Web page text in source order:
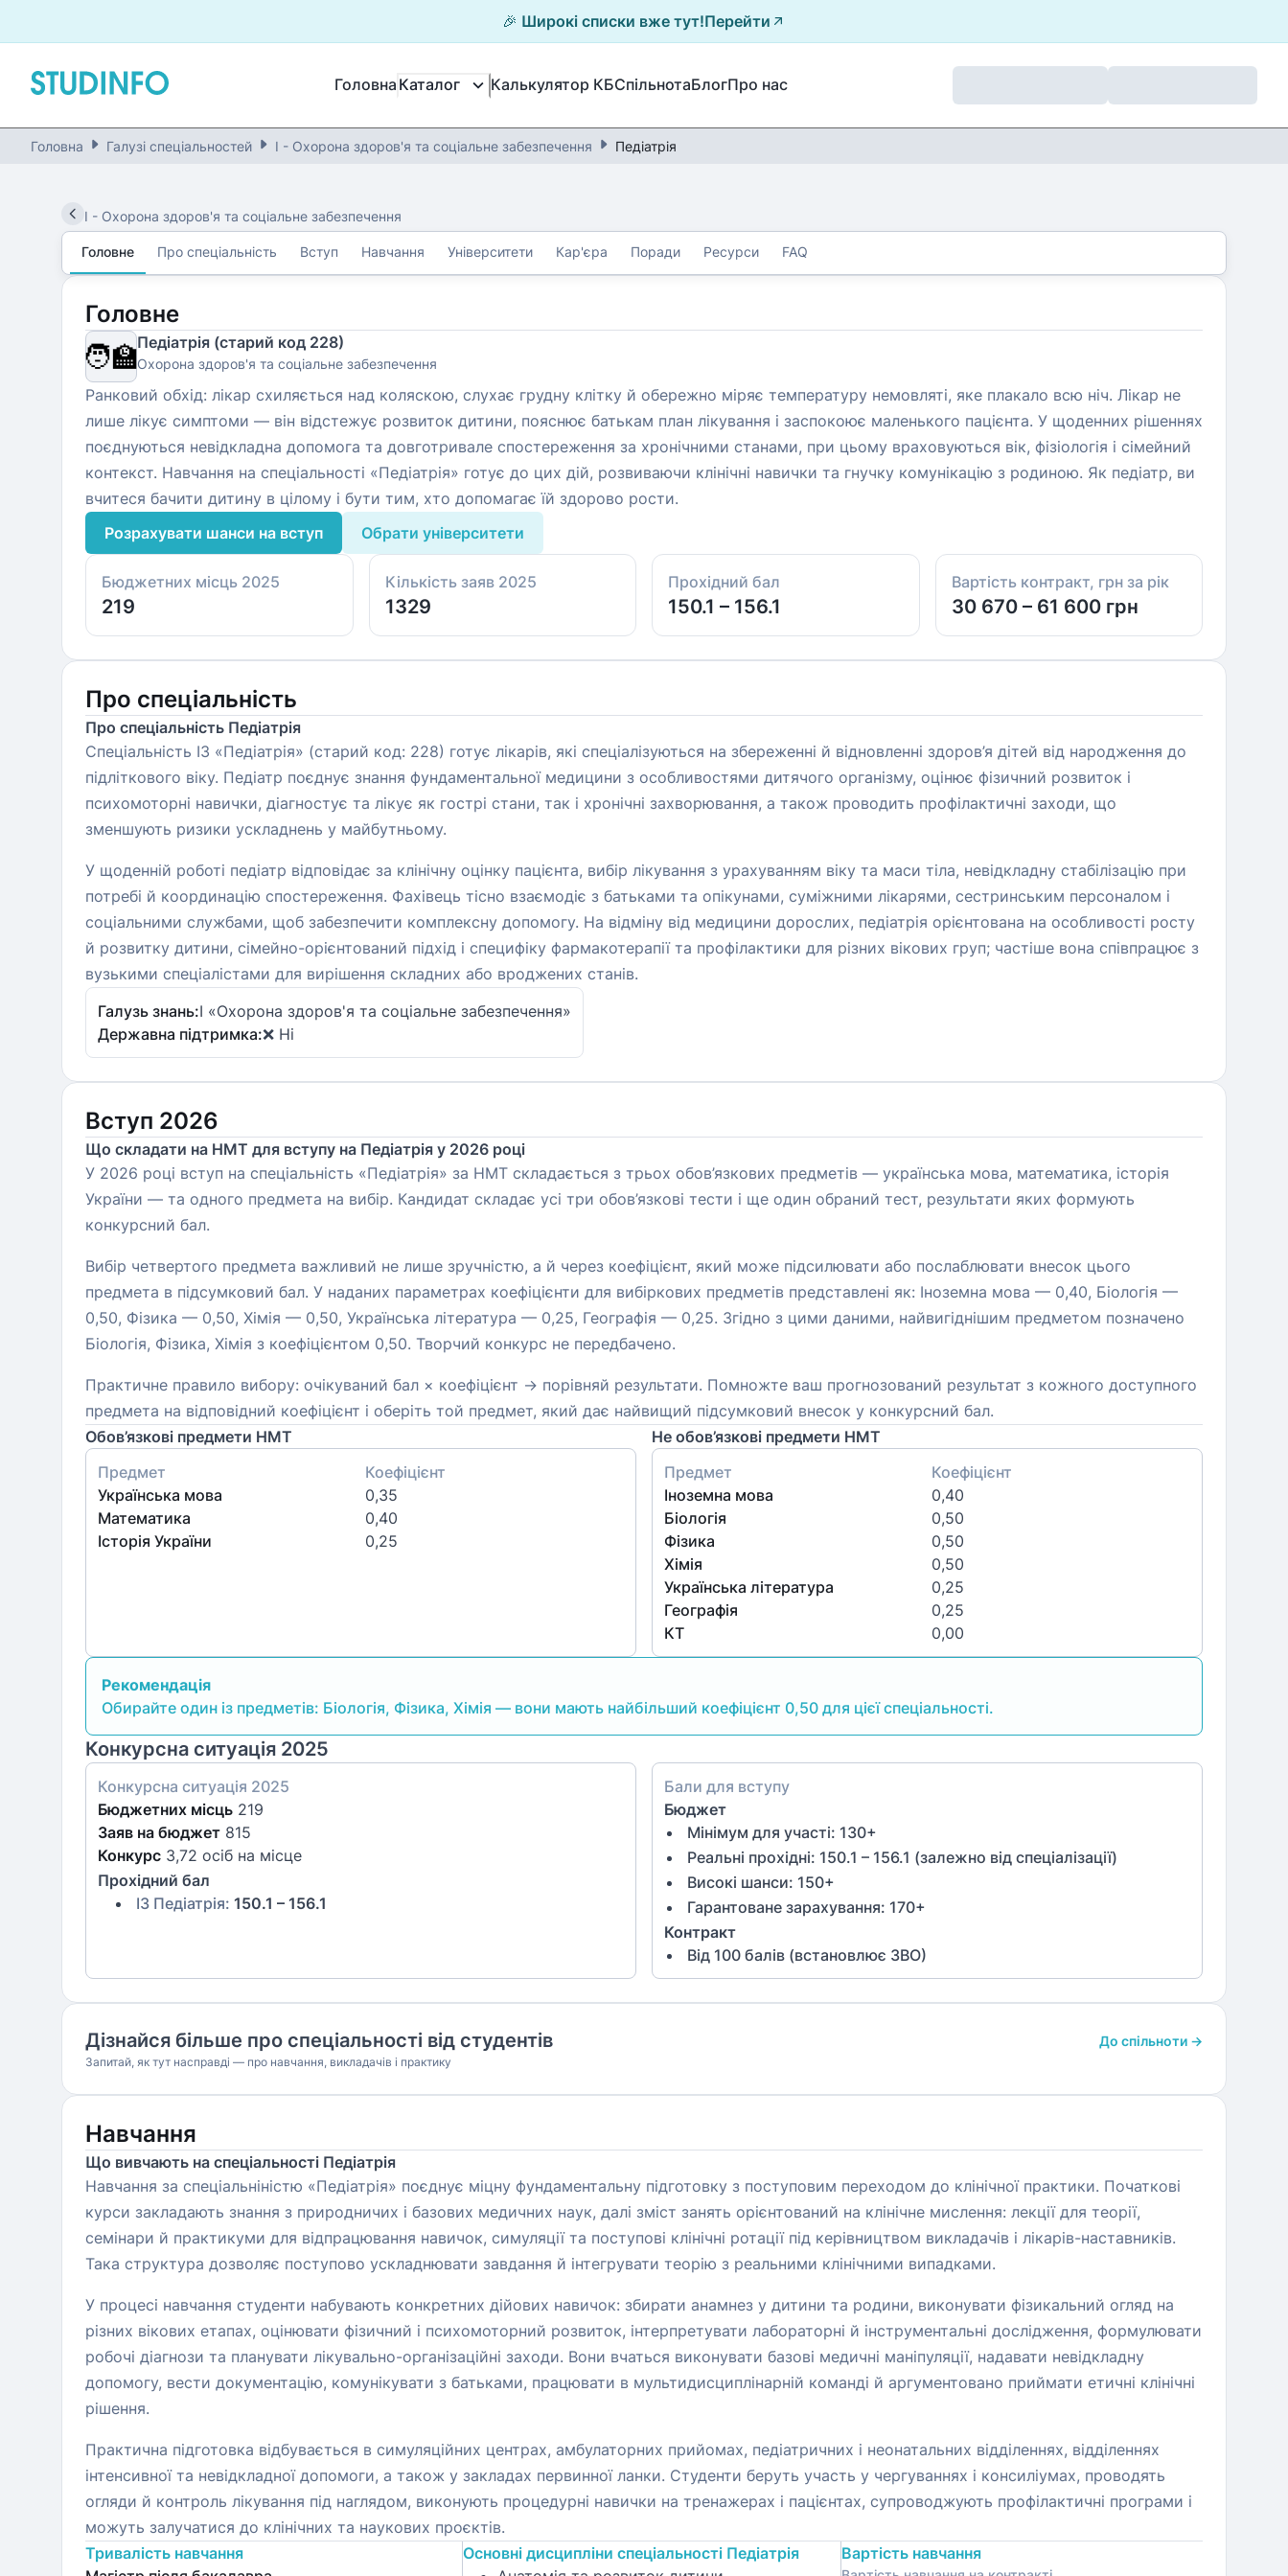
🎉 Широкі списки вже тут!Перейти
Головна Каталог Калькулятор КБСпільнотаБлогПро нас
Головна Галузі спеціальностей I - Охорона здоров'я та соціальне забезпечення Педіатрія
I - Охорона здоров'я та соціальне забезпечення
Головне Про спеціальність Вступ Навчання Університети Кар'єра Поради Ресурси FAQ
Головне
🧑‍🏫Педіатрія (старий код 228)
Охорона здоров'я та соціальне забезпечення
Ранковий обхід: лікар схиляється над коляскою, слухає грудну клітку й обережно міряє температуру немовляті, яке плакало всю ніч. Лікар не
лише лікує симптоми — він відстежує розвиток дитини, пояснює батькам план лікування і заспокоює маленького пацієнта. У щоденних рішеннях
поєднуються невідкладна допомога та довготривале спостереження за хронічними станами, при цьому враховуються вік, фізіологія і сімейний
контекст. Навчання на спеціальності «Педіатрія» готує до цих дій, розвиваючи клінічні навички та гнучку комунікацію з родиною. Як педіатр, ви
вчитеся бачити дитину в цілому і бути тим, хто допомагає їй здорово рости.
Розрахувати шанси на вступ
Обрати університети
Бюджетних місць 2025
219
Кількість заяв 2025
1329
Прохідний бал
150.1 – 156.1
Вартість контракт, грн за рік
30 670 – 61 600 грн
Про спеціальність
Про спеціальність Педіатрія
Спеціальність I3 «Педіатрія» (старий код: 228) готує лікарів, які спеціалізуються на збереженні й відновленні здоров’я дітей від народження до
підліткового віку. Педіатр поєднує знання фундаментальної медицини з особливостями дитячого організму, оцінює фізичний розвиток і
психомоторні навички, діагностує та лікує як гострі стани, так і хронічні захворювання, а також проводить профілактичні заходи, що
зменшують ризики ускладнень у майбутньому.
У щоденній роботі педіатр відповідає за клінічну оцінку пацієнта, вибір лікування з урахуванням віку та маси тіла, невідкладну стабілізацію при
потребі й координацію спостереження. Фахівець тісно взаємодіє з батьками та опікунами, суміжними лікарями, сестринським персоналом і
соціальними службами, щоб забезпечити комплексну допомогу. На відміну від медицини дорослих, педіатрія орієнтована на особливості росту
й розвитку дитини, сімейно-орієнтований підхід і специфіку фармакотерапії та профілактики для різних вікових груп; частіше вона співпрацює з
вузькими спеціалістами для вирішення складних або вроджених станів.
Галузь знань:I «Охорона здоров'я та соціальне забезпечення»
Державна підтримка:❌ Ні
Вступ 2026
Що складати на НМТ для вступу на Педіатрія у 2026 році
У 2026 році вступ на спеціальність «Педіатрія» за НМТ складається з трьох обов’язкових предметів — українська мова, математика, історія
України — та одного предмета на вибір. Кандидат складає усі три обов’язкові тести і ще один обраний тест, результати яких формують
конкурсний бал.
Вибір четвертого предмета важливий не лише зручністю, а й через коефіцієнт, який може підсилювати або послаблювати внесок цього
предмета в підсумковий бал. У наданих параметрах коефіцієнти для вибіркових предметів представлені як: Іноземна мова — 0,40, Біологія —
0,50, Фізика — 0,50, Хімія — 0,50, Українська література — 0,25, Географія — 0,25. Згідно з цими даними, найвигіднішим предметом позначено
Біологія, Фізика, Хімія з коефіцієнтом 0,50. Творчий конкурс не передбачено.
Практичне правило вибору: очікуваний бал × коефіцієнт → порівняй результати. Помножте ваш прогнозований результат з кожного доступного
предмета на відповідний коефіцієнт і оберіть той предмет, який дає найвищий підсумковий внесок у конкурсний бал.
Обов’язкові предмети НМТ
Предмет
Коефіцієнт
Українська мова
0,35
Математика
0,40
Історія України
0,25
Не обов’язкові предмети НМТ
Предмет
Коефіцієнт
Іноземна мова
0,40
Біологія
0,50
Фізика
0,50
Хімія
0,50
Українська література
0,25
Географія
0,25
КТ
0,00
Рекомендація
Обирайте один із предметів: Біологія, Фізика, Хімія — вони мають найбільший коефіцієнт 0,50 для цієї спеціальності.
Конкурсна ситуація 2025
Конкурсна ситуація 2025
Бюджетних місць 219
Заяв на бюджет 815
Конкурс 3,72 осіб на місце
Прохідний бал
I3 Педіатрія: 150.1 – 156.1
Бали для вступу
Бюджет
Мінімум для участі: 130+
Реальні прохідні: 150.1 – 156.1 (залежно від спеціалізації)
Високі шанси: 150+
Гарантоване зарахування: 170+
Контракт
Від 100 балів (встановлює ЗВО)
Дізнайся більше про спеціальності від студентів До спільноти →
Запитай, як тут насправді — про навчання, викладачів і практику
Навчання
Що вивчають на спеціальності Педіатрія
Навчання за спеціальніністю «Педіатрія» поєднує міцну фундаментальну підготовку з поступовим переходом до клінічної практики. Початкові
курси закладають знання з природничих і базових медичних наук, далі зміст занять орієнтований на клінічне мислення: лекції для теорії,
семінари й практикуми для відпрацювання навичок, симуляції та поступові клінічні ротації під керівництвом викладачів і лікарів-наставників.
Така структура дозволяє поступово ускладнювати завдання й інтегрувати теорію з реальними клінічними випадками.
У процесі навчання студенти набувають конкретних дійових навичок: збирати анамнез у дитини та родини, виконувати фізикальний огляд на
різних вікових етапах, оцінювати фізичний і психомоторний розвиток, інтерпретувати лабораторні й інструментальні дослідження, формулювати
робочі діагнози та планувати лікувально-організаційні заходи. Вони вчаться виконувати базові медичні маніпуляції, надавати невідкладну
допомогу, вести документацію, комунікувати з батьками, працювати в мультидисциплінарній команді й аргументовано приймати етичні клінічні
рішення.
Практична підготовка відбувається в симуляційних центрах, амбулаторних прийомах, педіатричних і неонатальних відділеннях, відділеннях
інтенсивної та невідкладної допомоги, а також у закладах первинної ланки. Студенти беруть участь у чергуваннях і консиліумах, проводять
огляди й контроль лікування під наглядом, виконують процедурні навички на тренажерах і пацієнтах, супроводжують профілактичні програми і
можуть залучатися до клінічних та наукових проєктів.
Тривалість навчання
Основні дисципліни спеціальності Педіатрія
Вартість навчання